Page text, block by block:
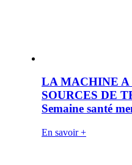
LA MACHINE A
SOURCES DE
Semaine santé
En savoir +